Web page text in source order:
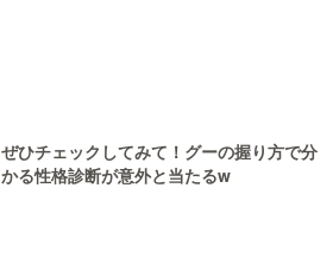
ぜひチェックしてみて！グーの握り方で分
かる性格診断が意外と当たるw